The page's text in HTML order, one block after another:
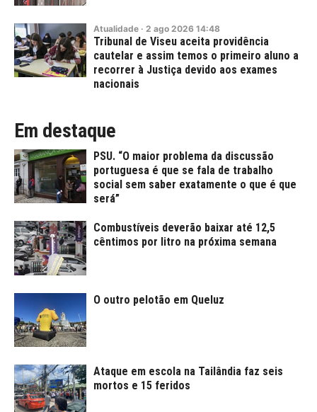
Atualidade · 2 ago 2026 14:48
Tribunal de Viseu aceita providência
cautelar e assim temos o primeiro aluno a
recorrer à Justiça devido aos exames
nacionais
Em destaque
PSU. “O maior problema da discussão
portuguesa é que se fala de trabalho
social sem saber exatamente o que é que
será”
Combustíveis deverão baixar até 12,5
cêntimos por litro na próxima semana
O outro pelotão em Queluz
Ataque em escola na Tailândia faz seis
mortos e 15 feridos